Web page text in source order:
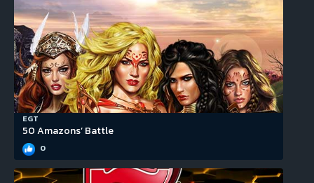
EGT
50 Amazons’ Battle
0